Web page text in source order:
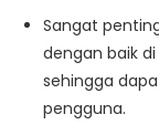
Sangat
dengan baik
sehingga
pengguna.